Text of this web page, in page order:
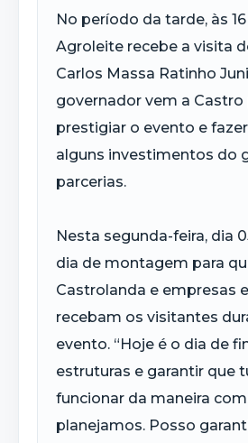
No período da tarde, às
Agroleite recebe a visita
Carlos Massa Ratinho
governador vem a Castro
prestigiar o evento e
alguns investimentos do
parcerias.
Nesta segunda-feira, dia
dia de montagem para
Castrolanda e empresas
recebam os visitantes
evento. “Hoje é o dia de
estruturas e garantir que
funcionar da maneira
planejamos. Posso